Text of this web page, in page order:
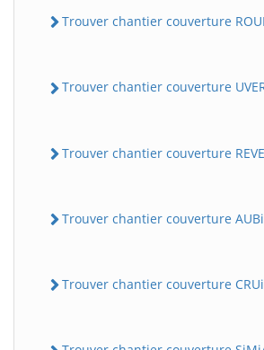
Trouver chantier couverture
Trouver chantier couverture
Trouver chantier couverture
Trouver chantier couverture
Trouver chantier couverture